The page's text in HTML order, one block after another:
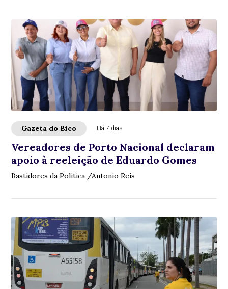
Gazeta do Bico Há 7 dias
Vereadores de Porto Nacional declaram
apoio à reeleição de Eduardo Gomes
Bastidores da Politica /Antonio Reis